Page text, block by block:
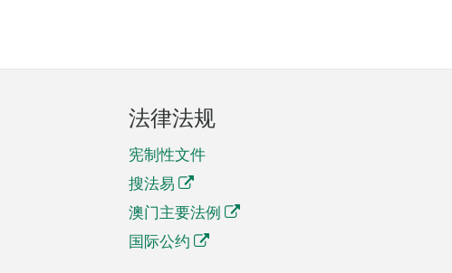
法律法规
宪制性文件
搜法易
澳门主要法例
国际公约